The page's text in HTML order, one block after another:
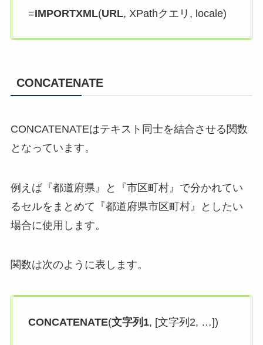
=IMPORTXML(URL, XPathクエリ, locale)
CONCATENATE
CONCATENATEはテキスト同士を結合させる関数
となっています。
例えば『都道府県』と『市区町村』で分かれてい
るセルをまとめて『都道府県市区町村』としたい
場合に使用します。
関数は次のように表します。
CONCATENATE(文字列1, [文字列2, …])